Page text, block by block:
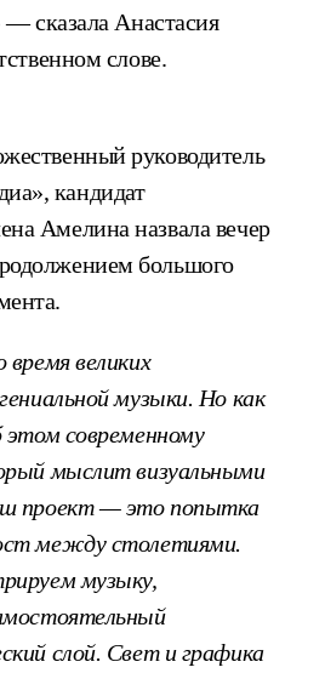
— сказала Анастасия
слове.
руководитель
кандидат
Амелина назвала вечер
большого
великих
музыки. Но как
этом современному
мыслит визуальными
проект — это попытка
между столетиями.
музыку,
слой. Свет и графика